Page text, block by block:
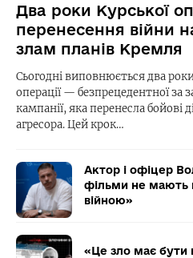
Два роки Курської
перенесення війни
злам планів Кремля
Сьогодні виповнюється два
операції — безпрецедентної за
кампанії, яка перенесла бойові
агресора. Цей крок…
Актор і офіцер
фільми не мають
війною»
«Це зло має бути